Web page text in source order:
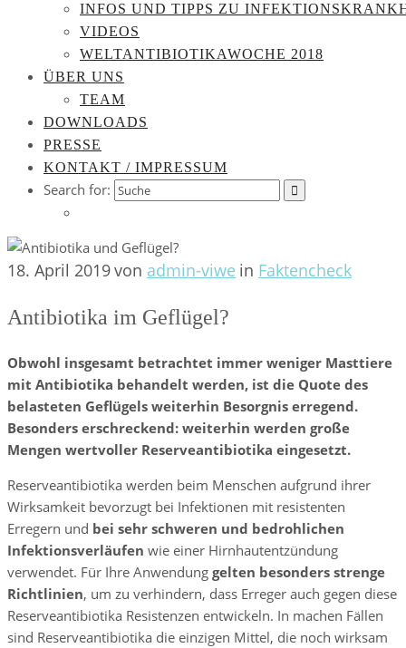
INFOS UND TIPPS ZU
VIDEOS
WELTANTIBIOTIKAWOCHE 2018
ÜBER UNS
TEAM
DOWNLOADS
PRESSE
KONTAKT / IMPRESSUM
Search for:
18. April 2019von admin-viwe in Faktencheck
Antibiotika im Geflügel?
Obwohl insgesamt betrachtet immer weniger Masttiere
mit Antibiotika behandelt werden, ist die Quote des
belasteten Geflügels weiterhin Besorgnis erregend.
Besonders erschreckend: weiterhin werden große
Mengen wertvoller Reserveantibiotika eingesetzt.
Reserveantibiotika werden beim Menschen aufgrund ihrer
Wirksamkeit bevorzugt bei Infektionen mit resistenten
Erregern und bei sehr schweren und bedrohlichen
Infektionsverläufen wie einer Hirnhautentzündung
verwendet. Für Ihre Anwendung gelten besonders strenge
Richtlinien, um zu verhindern, dass Erreger auch gegen diese
Reserveantibiotika Resistenzen entwickeln. In machen Fällen
sind Reserveantibiotika die einzigen Mittel, die noch wirksam